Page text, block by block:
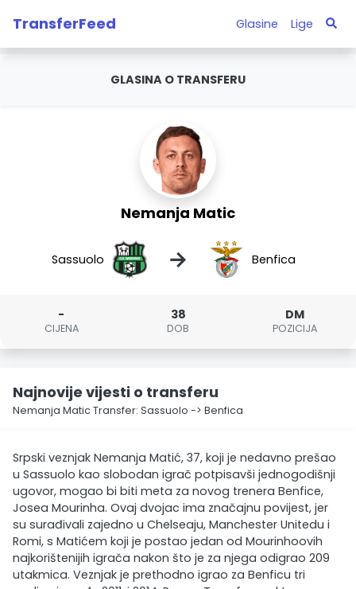
TransferFeed Glasine Lige
GLASINA O TRANSFERU
Nemanja Matic
Sassuolo → Benfica
-
CIJENA
38
DOB
DM
POZICIJA
Najnovije vijesti o transferu
Nemanja Matic Transfer: Sassuolo -> Benfica
Srpski veznjak Nemanja Matić, 37, koji je nedavno prešao
u Sassuolo kao slobodan igrač potpisavši jednogodišnji
ugovor, mogao bi biti meta za novog trenera Benfice,
Josea Mourinha. Ovaj dvojac ima značajnu povijest, jer
su surađivali zajedno u Chelseaju, Manchester Unitedu i
Romi, s Matićem koji je postao jedan od Mourinhoovih
najkorištenijih igrača nakon što je za njega odigrao 209
utakmica. Veznjak je prethodno igrao za Benficu tri